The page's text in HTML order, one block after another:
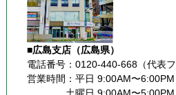
■広島支店（広島県）
電話番号：0120-440-668（代表フ
営業時間：平日 9:00AM〜6:00PM